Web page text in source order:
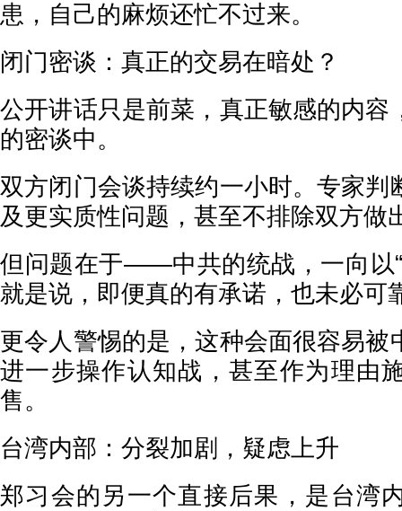
患，自己的麻烦还忙不过来。
闭门密谈：真正的交易在暗处？
公开讲话只是前菜，真正敏感的内容
的密谈中。
双方闭门会谈持续约一小时。专家判
及更实质性问题，甚至不排除双方做
但问题在于——中共的统战，一向以
就是说，即便真的有承诺，也未必可
更令人警惕的是，这种会面很容易被
进一步操作认知战，甚至作为理由
售。
台湾内部：分裂加剧，疑虑上升
郑习会的另一个直接后果，是台湾